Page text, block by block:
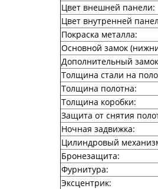
Цвет внешней панели:
Цвет внутренней
Покраска металла:
Основной замок
Дополнительный
Толщина стали на
Толщина полотна:
Толщина коробки:
Защита от снятия
Ночная задвижка:
Цилиндровый
Бронезащита:
Фурнитура:
Эксцентрик: